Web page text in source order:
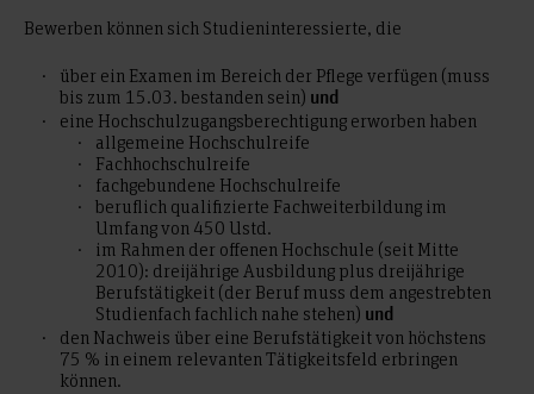
Bewerben können sich Studieninteressierte, die
über ein Examen im Bereich der Pflege verfügen (muss
bis zum 15.03. bestanden sein) und
eine Hochschulzugangsberechtigung erworben haben
allgemeine Hochschulreife
Fachhochschulreife
fachgebundene Hochschulreife
beruflich qualifizierte Fachweiterbildung im
Umfang von 450 Ustd.
im Rahmen der offenen Hochschule (seit Mitte
2010): dreijährige Ausbildung plus dreijährige
Berufstätigkeit (der Beruf muss dem angestrebten
Studienfach fachlich nahe stehen) und
den Nachweis über eine Berufstätigkeit von höchstens
75 % in einem relevanten Tätigkeitsfeld erbringen
können.